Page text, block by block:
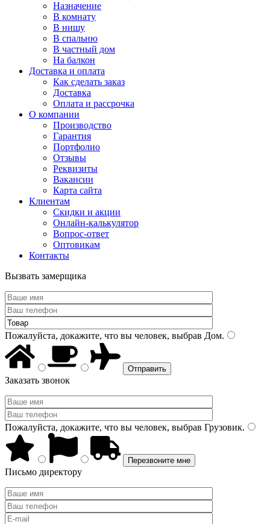
Назначение
В комнату
В нишу
В спальню
В частный дом
На балкон
Доставка и оплата
Как сделать заказ
Доставка
Оплата и рассрочка
О компании
Производство
Гарантия
Портфолио
Отзывы
Реквизиты
Вакансии
Карта сайта
Клиентам
Скидки и акции
Онлайн-калькулятор
Вопрос-ответ
Оптовикам
Контакты
Вызвать замерщика
Пожалуйста, докажите, что вы человек, выбрав Дом.
Заказать звонок
Пожалуйста, докажите, что вы человек, выбрав Грузовик.
Письмо директору